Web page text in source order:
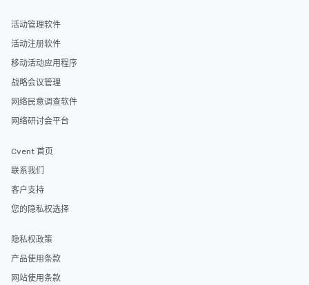
活动管理软件
活动注册软件
移动活动应用程序
战略会议管理
网络民意调查软件
网络研讨会平台
Cvent 首页
联系我们
客户支持
您的隐私权选择
隐私权政策
产品使用条款
网站使用条款